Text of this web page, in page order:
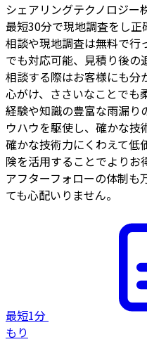
シェアリングテクノロジー
最短30分で現地調査をし正
相談や現地調査は無料で行
でも対応可能、見積り後の
相談する際はお客様にも分
心がけ、ささいなことでも
経験や知識の豊富な雨漏り
ウハウを駆使し、確かな技
確かな技術力にくわえて低
険を活用することでよりお
アフターフォローの体制も
ても心配いりません。
最短1分
もり